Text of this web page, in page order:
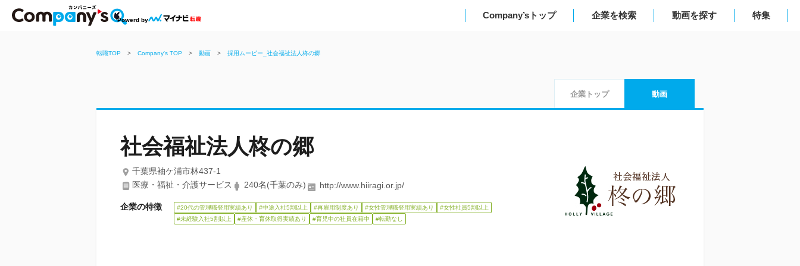
Powerd by Company’sトップ 企業を検索 動画を探す 特集
転職TOP > Company's TOP > 動画 > 採用ムービー_社会福祉法人柊の郷
企業トップ 動画
社会福祉法人柊の郷
千葉県袖ケ浦市林437-1
医療・福祉・介護サービス
240名(千葉のみ) http://www.hiiragi.or.jp/
企業の特徴 #20代の管理職登用実績あり #中途入社5割以上 #再雇用制度あり #女性管理職登用実績あり
#女性社員5割以上
#未経験入社5割以上
#産休・育休取得実績あり #育児中の社員在籍中 #転勤なし